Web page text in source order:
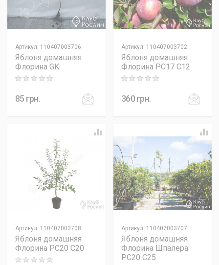
Артикул: 110407003706
Яблоня домашняя
Флорина GK
Rating: 0 out of 5
85 грн.
Артикул: 110407003702
Яблоня домашняя
Флорина PC17 C12
Rating: 0 out of 5
360грн.
Артикул: 110407003708
Яблоня домашняя
Флорина PC20 C20
Rating: 0 out of 5
Артикул: 110407003707
Яблоня домашняя
Флорина Шпалера
PC20 C25